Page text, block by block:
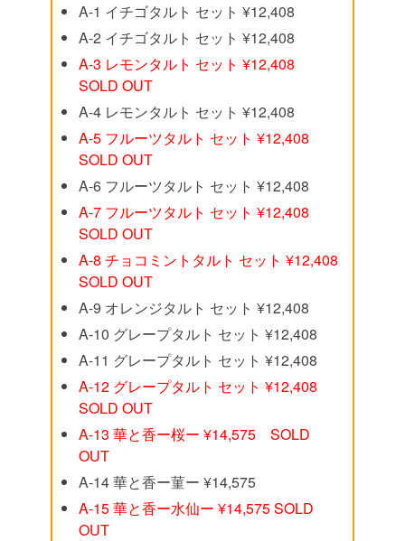
A-1 イチゴタルト セット ¥12,408
A-2 イチゴタルト セット ¥12,408
A-3 レモンタルト セット ¥12,408
SOLD OUT
A-4 レモンタルト セット ¥12,408
A-5 フルーツタルト セット ¥12,408
SOLD OUT
A-6 フルーツタルト セット ¥12,408
A-7 フルーツタルト セット ¥12,408
SOLD OUT
A-8 チョコミントタルト セット ¥12,408
SOLD OUT
A-9 オレンジタルト セット ¥12,408
A-10 グレープタルト セット ¥12,408
A-11 グレープタルト セット ¥12,408
A-12 グレープタルト セット ¥12,408
SOLD OUT
A-13 華と香ー桜ー ¥14,575 SOLD
OUT
A-14 華と香ー菫ー ¥14,575
A-15 華と香ー水仙ー ¥14,575 SOLD
OUT